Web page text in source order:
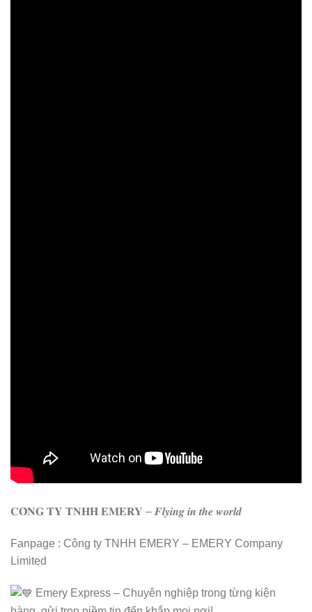
𝐂𝐎̂𝐍𝐆 𝐓𝐘 𝐓𝐍𝐇𝐇 𝐄𝐌𝐄𝐑𝐘 – 𝑭𝒍𝒚𝒊𝒏𝒈 𝒊𝒏 𝒕𝒉𝒆 𝒘𝒐𝒓𝒍𝒅
Fanpage : Công ty TNHH EMERY – EMERY Company
Limited
Emery Express – Chuyên nghiệp trong từng kiện